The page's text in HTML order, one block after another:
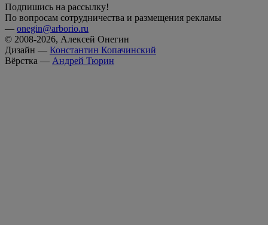
Подпишись на рассылку!
По вопросам сотрудничества и размещения рекламы
— onegin@arborio.ru
© 2008-2026, Алексей Онегин
Дизайн — Константин Копачинский
Вёрстка — Андрей Тюрин